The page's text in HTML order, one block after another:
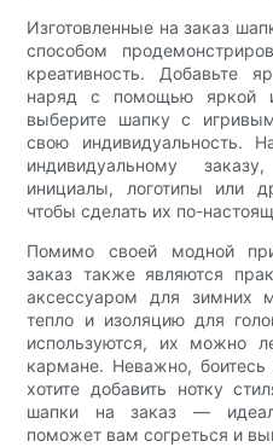
Изготовленные на заказ
способом
креативность. Добавьте
наряд с помощью яркой
выберите шапку с
свою индивидуальность.
индивидуальному
инициалы, логотипы или
чтобы сделать их по-
Помимо своей модной
заказ также являются
аксессуаром для зимних
тепло и изоляцию для
используются, их можно
кармане. Неважно,
хотите добавить нотку
шапки на заказ —
поможет вам согреться и